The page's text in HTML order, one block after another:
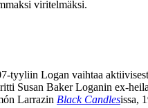
viritelmäksi.
Logan vaihtaa
Susan BakerLoganin
Larrazin Black Candlesissa,